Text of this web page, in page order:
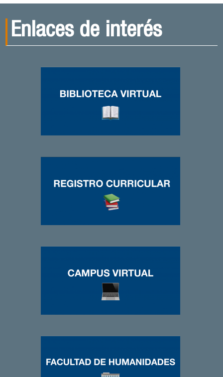
Enlaces de interés